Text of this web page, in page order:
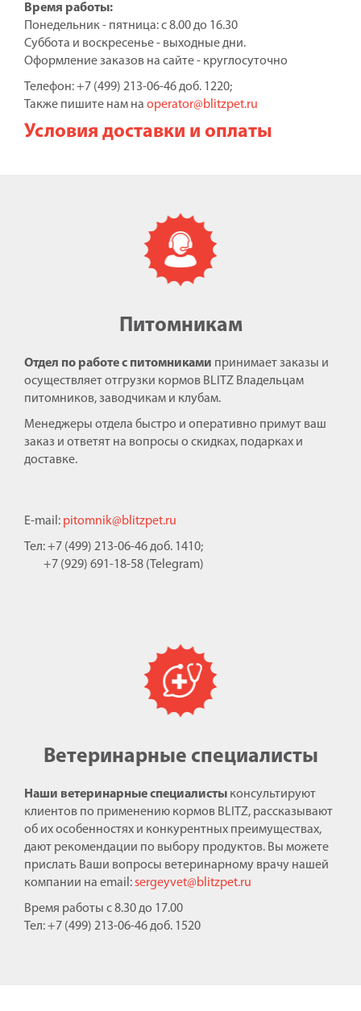
Время работы:
Понедельник - пятница: с 8.00 до 16.30
Суббота и воскресенье - выходные дни.
Оформление заказов на сайте - круглосуточно
Телефон: +7 (499) 213-06-46 доб. 1220;
Также пишите нам на operator@blitzpet.ru
Условия доставки и оплаты
Питомникам
Отдел по работе с питомниками принимает заказы и
осуществляет отгрузки кормов BLITZ Владельцам
питомников, заводчикам и клубам.
Менеджеры отдела быстро и оперативно примут ваш
заказ и ответят на вопросы о скидках, подарках и
доставке.
E-mail: pitomnik@blitzpet.ru
Тел: +7 (499) 213-06-46 доб. 1410;
+7 (929) 691-18-58 (Telegram)
Ветеринарные специалисты
Наши ветеринарные специалисты консультируют
клиентов по применению кормов BLITZ, рассказывают
об их особенностях и конкурентных преимуществах,
дают рекомендации по выбору продуктов. Вы можете
прислать Ваши вопросы ветеринарному врачу нашей
компании на email:sergeyvet@blitzpet.ru
Время работы с 8.30 до 17.00
Тел: +7 (499) 213-06-46 доб. 1520